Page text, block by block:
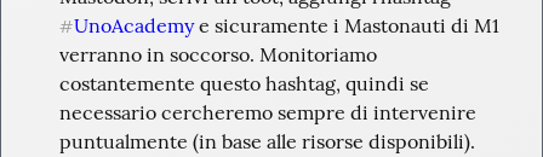
#UnoAcademy e sicuramente i Mastonauti di M1
verranno in soccorso. Monitoriamo
costantemente questo hashtag, quindi se
necessario cercheremo sempre di intervenire
puntualmente (in base alle risorse disponibili).